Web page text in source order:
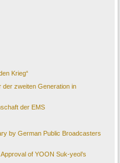
Krieg“
der zweiten Generation in
der EMS
by German Public Broadcasters
of YOON Suk-yeol’s